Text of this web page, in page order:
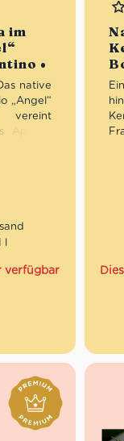
im
•
native
„Angel“
vereint
Apulien
nicht
l
verfügbar